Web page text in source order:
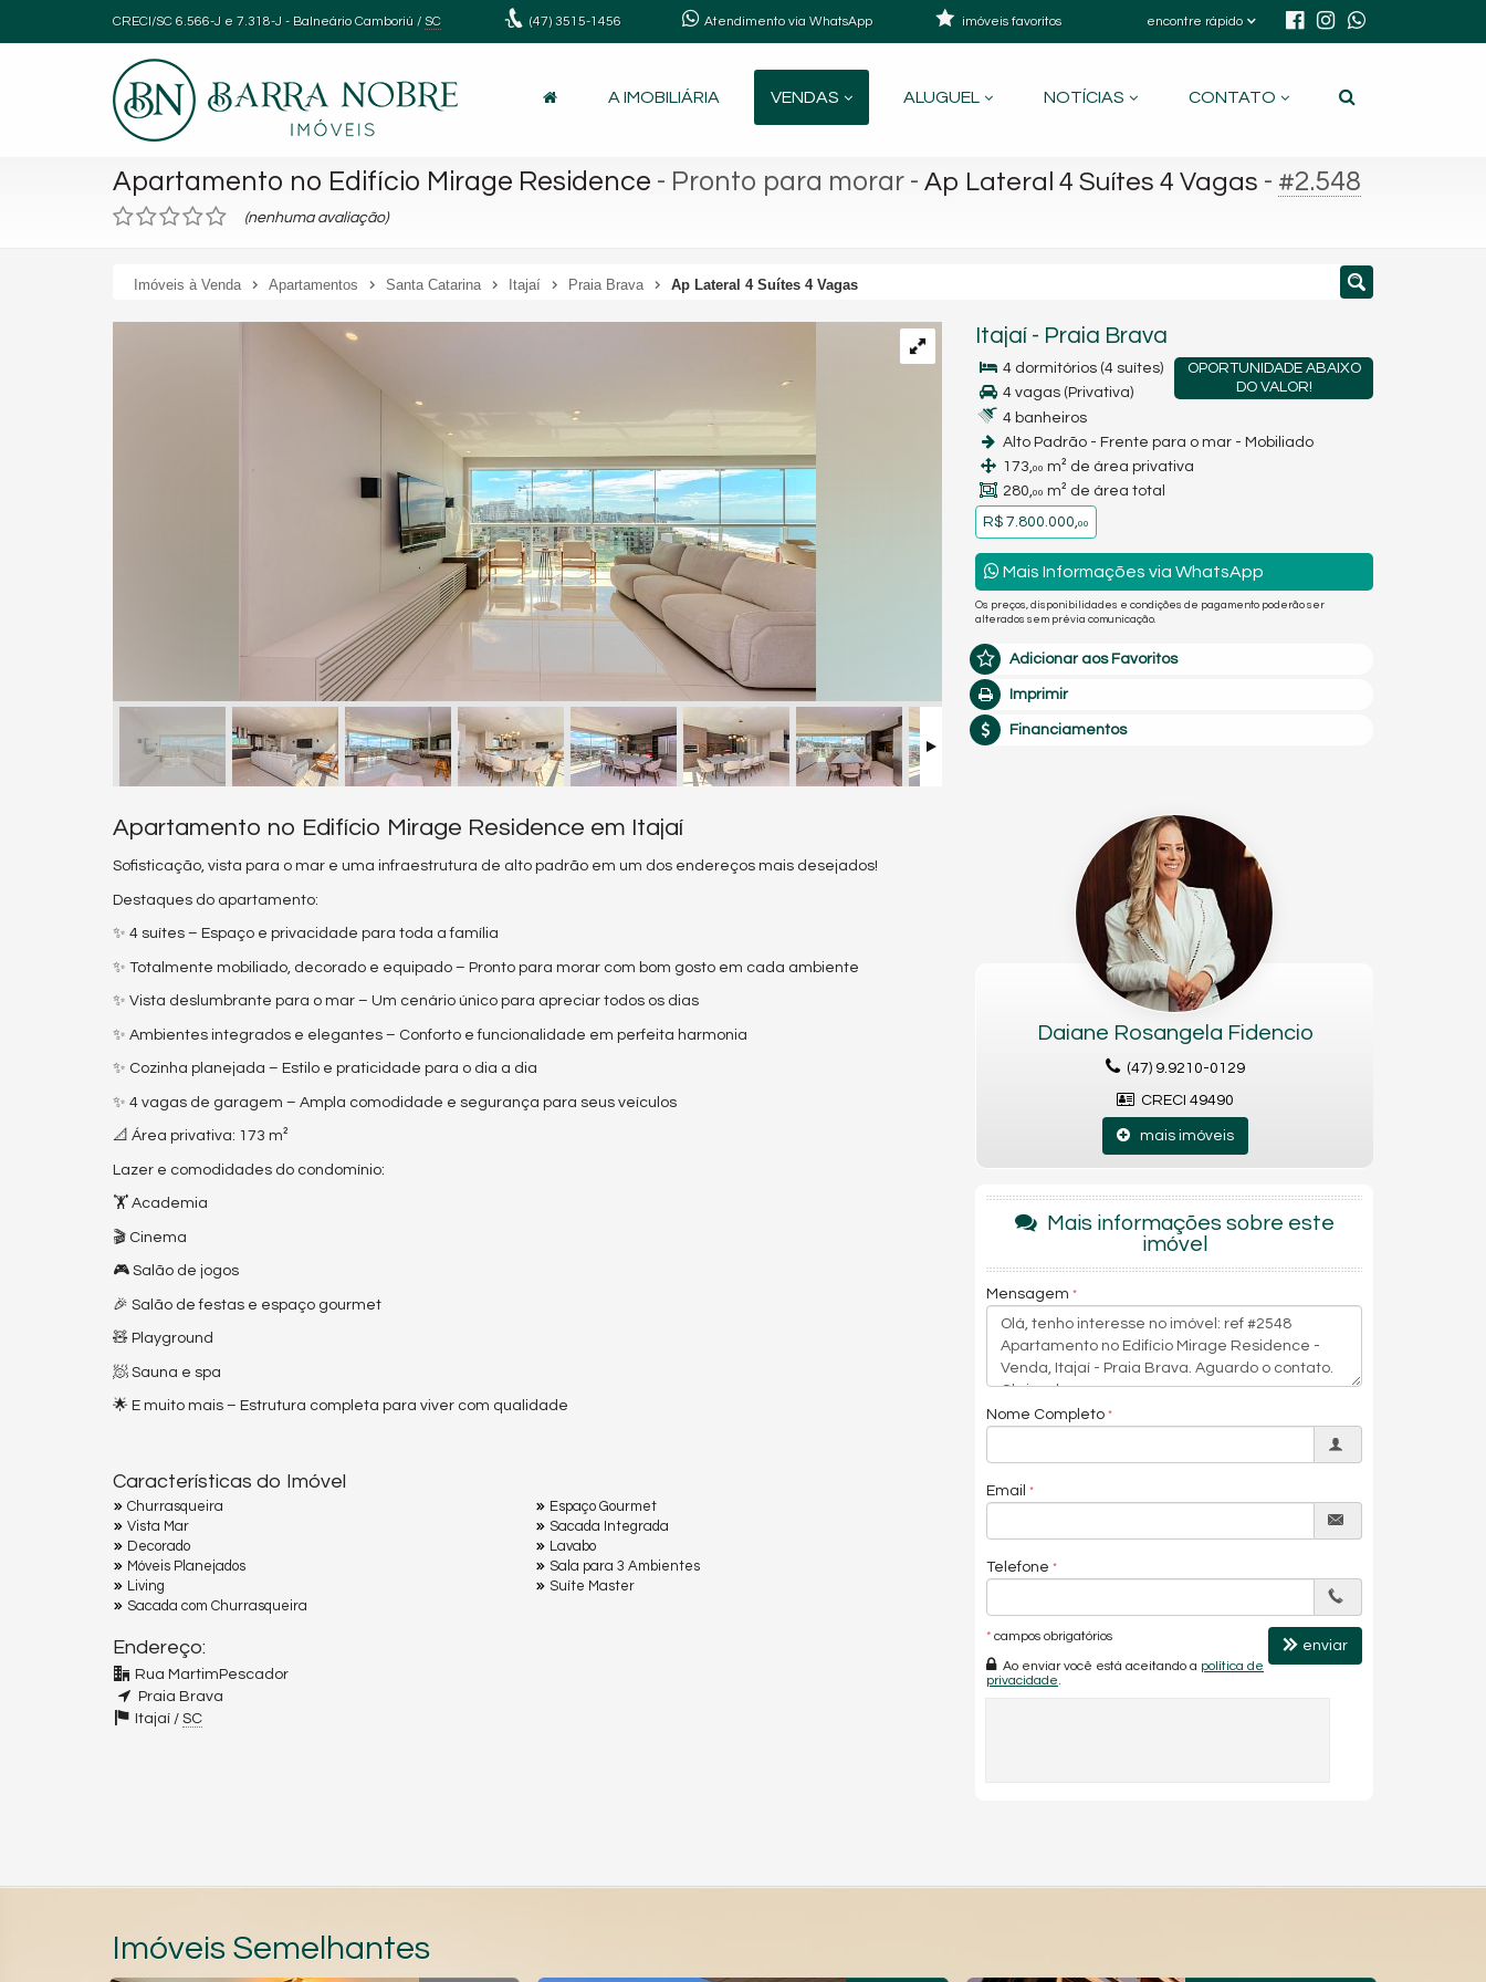
CRECI/SC 6.566-J e 7.318-J - Balneário Camboriú / SC (47)3515-1456 Atendimento via WhatsApp encontre rápido
imóveis favoritos
A IMOBILIÁRIA VENDAS ALUGUEL NOTÍCIAS CONTATO
Apartamento no Edifício Mirage Residence - Pronto para morar - Ap Lateral 4 Suítes 4 Vagas - #2.548
(nenhuma avaliação)
Imóveis à Venda Apartamentos Santa Catarina Itajaí Praia Brava Ap Lateral 4 Suítes 4 Vagas
Itajaí - Praia Brava
OPORTUNIDADE ABAIXO
DO VALOR!
4 dormitórios (4 suítes)
4 vagas (Privativa)
4 banheiros
Alto Padrão - Frente para o mar - Mobiliado
173,00 m² de área privativa
280,00 m² de área total
R$ 7.800.000,00
Mais Informações via WhatsApp
Os preços, disponibilidades e condições de pagamento poderão ser
alterados sem prévia comunicação.
Adicionar aos Favoritos
Imprimir
Financiamentos
Apartamento no Edifício Mirage Residence em Itajaí
Sofisticação, vista para o mar e uma infraestrutura de alto padrão em um dos endereços mais desejados!
Destaques do apartamento:
✨ 4 suítes – Espaço e privacidade para toda a família
✨ Totalmente mobiliado, decorado e equipado – Pronto para morar com bom gosto em cada ambiente
✨ Vista deslumbrante para o mar – Um cenário único para apreciar todos os dias
✨ Ambientes integrados e elegantes – Conforto e funcionalidade em perfeita harmonia
✨ Cozinha planejada – Estilo e praticidade para o dia a dia
✨ 4 vagas de garagem – Ampla comodidade e segurança para seus veículos
📐 Área privativa: 173 m²
Lazer e comodidades do condomínio:
🏋️ Academia
🎬 Cinema
🎮 Salão de jogos
🎉 Salão de festas e espaço gourmet
🧸 Playground
🧖 Sauna e spa
🌟 E muito mais – Estrutura completa para viver com qualidade
Características do Imóvel
Churrasqueira
Vista Mar
Decorado
Móveis Planejados
Living
Sacada com Churrasqueira
Espaço Gourmet
Sacada Integrada
Lavabo
Sala para 3 Ambientes
Suíte Master
Endereço:
Rua MartimPescador
Praia Brava
Itajaí / SC
Daiane Rosangela Fidencio
(47) 9.9210-0129
CRECI 49490
mais imóveis
Mais informações sobre este
imóvel
Mensagem
Nome Completo
Email
Telefone
* campos obrigatórios
Ao enviar você está aceitando a política de
privacidade
enviar
Imóveis Semelhantes